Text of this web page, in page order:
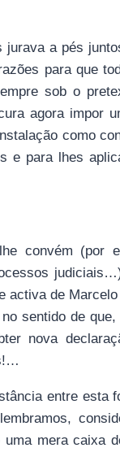
a pés
para que
sob o
agora impor
como
e para lhes
convém (por
activa de
sentido de
nova
entre esta
mera caixa